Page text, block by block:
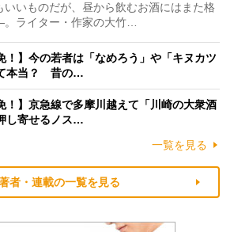
いものだが、昼から飲むお酒にはまた格
ライター・作家の大竹…
！】今の若者は「なめろう」や「キヌカツ
本当？ 昔の…
！】京急線で多摩川越えて「川崎の大衆酒
し寄せるノス…
一覧を見る
者・連載の一覧を見る